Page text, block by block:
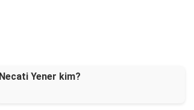
Necati Yener kim?